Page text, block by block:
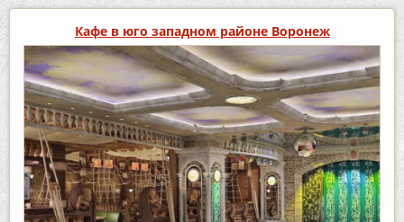
Кафе в юго западном районе Воронеж